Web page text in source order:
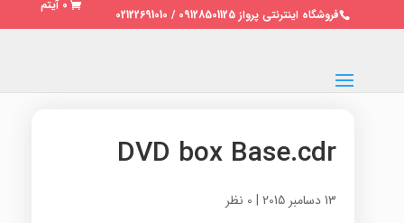
فروشگاه اینترنتی پرواز 09128501125 / 02122691010
0 آیتم
DVD box Base.cdr
13 دسامبر 2015 | 0 نظر